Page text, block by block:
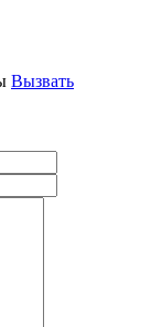
Вызвать